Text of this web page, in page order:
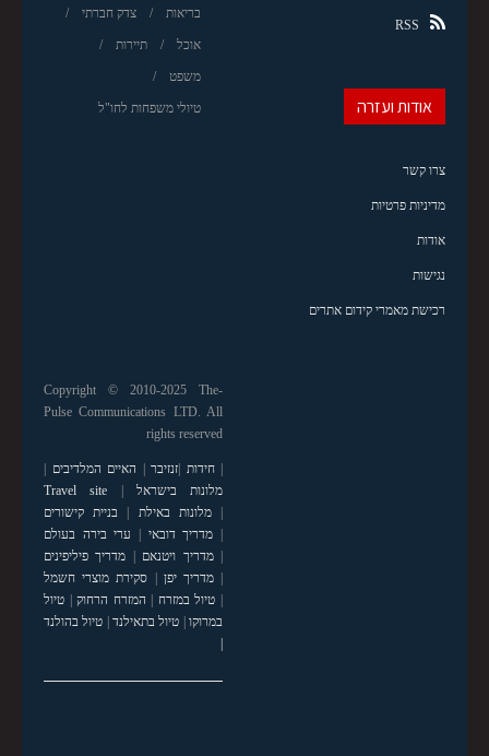
בריאות צדק חברתי
אוכל תיירות
משפט
טיולי משפחות לחו"ל
RSS
אודות ועזרה
צרו קשר
מדיניות פרטיות
אודות
נגישות
רכישת מאמרי קידום אתרים
Copyright © 2010-2025 The-
Pulse Communications LTD. All
rights reserved
|חידות |זנזיבר | האיים המלדיבים |
מלונות בישראל |
Travel site
|מלונות באילת | בניית קישורים
| מדריך דובאי | ערי בירה בעולם
|מדריך ויטנאם | מדריך פיליפינים
|מדריך יפן | סקירת מוצרי חשמל
| טיול במזרח | המזרח הרחוק| טיול
במרוקו| טיול בתאילנד| טיול בהולנד
|